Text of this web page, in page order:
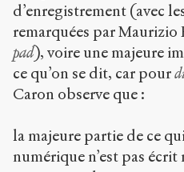
d’enregistrement (avec
remarquées par Maurizio
pad), voire une majeure
ce qu’on se dit, car pour
Caron observe que :
la majeure partie de ce
numérique n’est pas écrit